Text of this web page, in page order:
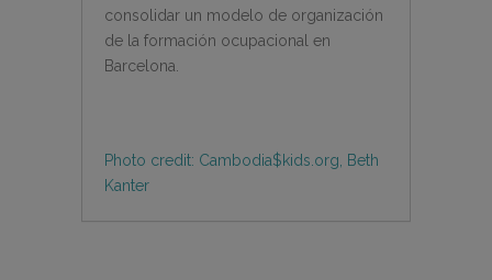
consolidar un modelo de organización
de la formación ocupacional en
Barcelona.
Photo credit: Cambodia$kids.org, Beth
Kanter